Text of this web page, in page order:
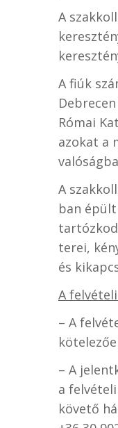
A
A fiúk
Római
azokat a
A
ban
terei,
és
A
– A
– A
a
követő